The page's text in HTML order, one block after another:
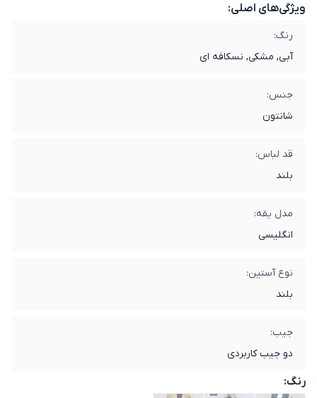
ویژگی‌های اصلی:
رنگ:
آبی, مشکی, نسکافه ای
جنس:
شانتون
قد لباس:
بلند
مدل یقه:
انگلیسی
نوع آستین:
بلند
جیب:
دو جیب کاربردی
رنگ: